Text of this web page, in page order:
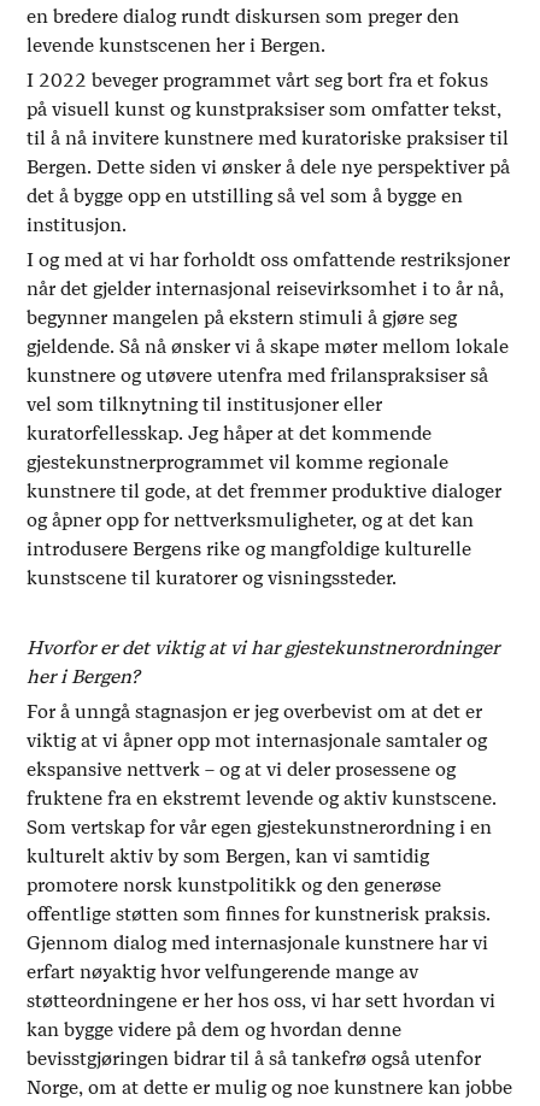
en bredere dialog rundt diskursen som preger den
levende kunstscenen her i Bergen.
I 2022 beveger programmet vårt seg bort fra et fokus
på visuell kunst og kunstpraksiser som omfatter tekst,
til å nå invitere kunstnere med kuratoriske praksiser til
Bergen. Dette siden vi ønsker å dele nye perspektiver på
det å bygge opp en utstilling så vel som å bygge en
institusjon.
I og med at vi har forholdt oss omfattende restriksjoner
når det gjelder internasjonal reisevirksomhet i to år nå,
begynner mangelen på ekstern stimuli å gjøre seg
gjeldende. Så nå ønsker vi å skape møter mellom lokale
kunstnere og utøvere utenfra med frilanspraksiser så
vel som tilknytning til institusjoner eller
kuratorfellesskap. Jeg håper at det kommende
gjestekunstnerprogrammet vil komme regionale
kunstnere til gode, at det fremmer produktive dialoger
og åpner opp for nettverksmuligheter, og at det kan
introdusere Bergens rike og mangfoldige kulturelle
kunstscene til kuratorer og visningssteder.
Hvorfor er det viktig at vi har gjestekunstnerordninger
her i Bergen?
For å unngå stagnasjon er jeg overbevist om at det er
viktig at vi åpner opp mot internasjonale samtaler og
ekspansive nettverk – og at vi deler prosessene og
fruktene fra en ekstremt levende og aktiv kunstscene.
Som vertskap for vår egen gjestekunstnerordning i en
kulturelt aktiv by som Bergen, kan vi samtidig
promotere norsk kunstpolitikk og den generøse
offentlige støtten som finnes for kunstnerisk praksis.
Gjennom dialog med internasjonale kunstnere har vi
erfart nøyaktig hvor velfungerende mange av
støtteordningene er her hos oss, vi har sett hvordan vi
kan bygge videre på dem og hvordan denne
bevisstgjøringen bidrar til å så tankefrø også utenfor
Norge, om at dette er mulig og noe kunstnere kan jobbe